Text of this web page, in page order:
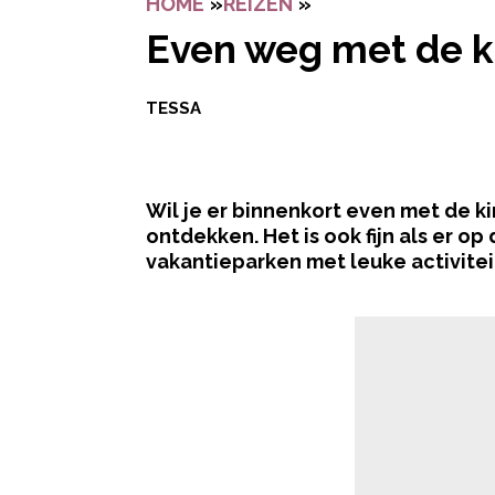
Even weg met de
TESSA
Wil je er binnenkort even met de
ontdekken. Het is ook fijn als er
vakantieparken met leuke